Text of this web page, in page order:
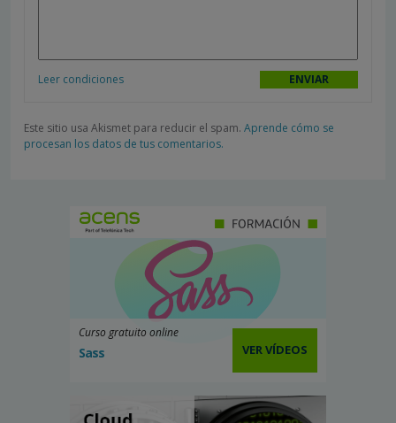
Leer condiciones
Este sitio usa Akismet para reducir el spam. Aprende cómo se
procesan los datos de tus comentarios.
Curso gratuito online
Sass VER VÍDEOS